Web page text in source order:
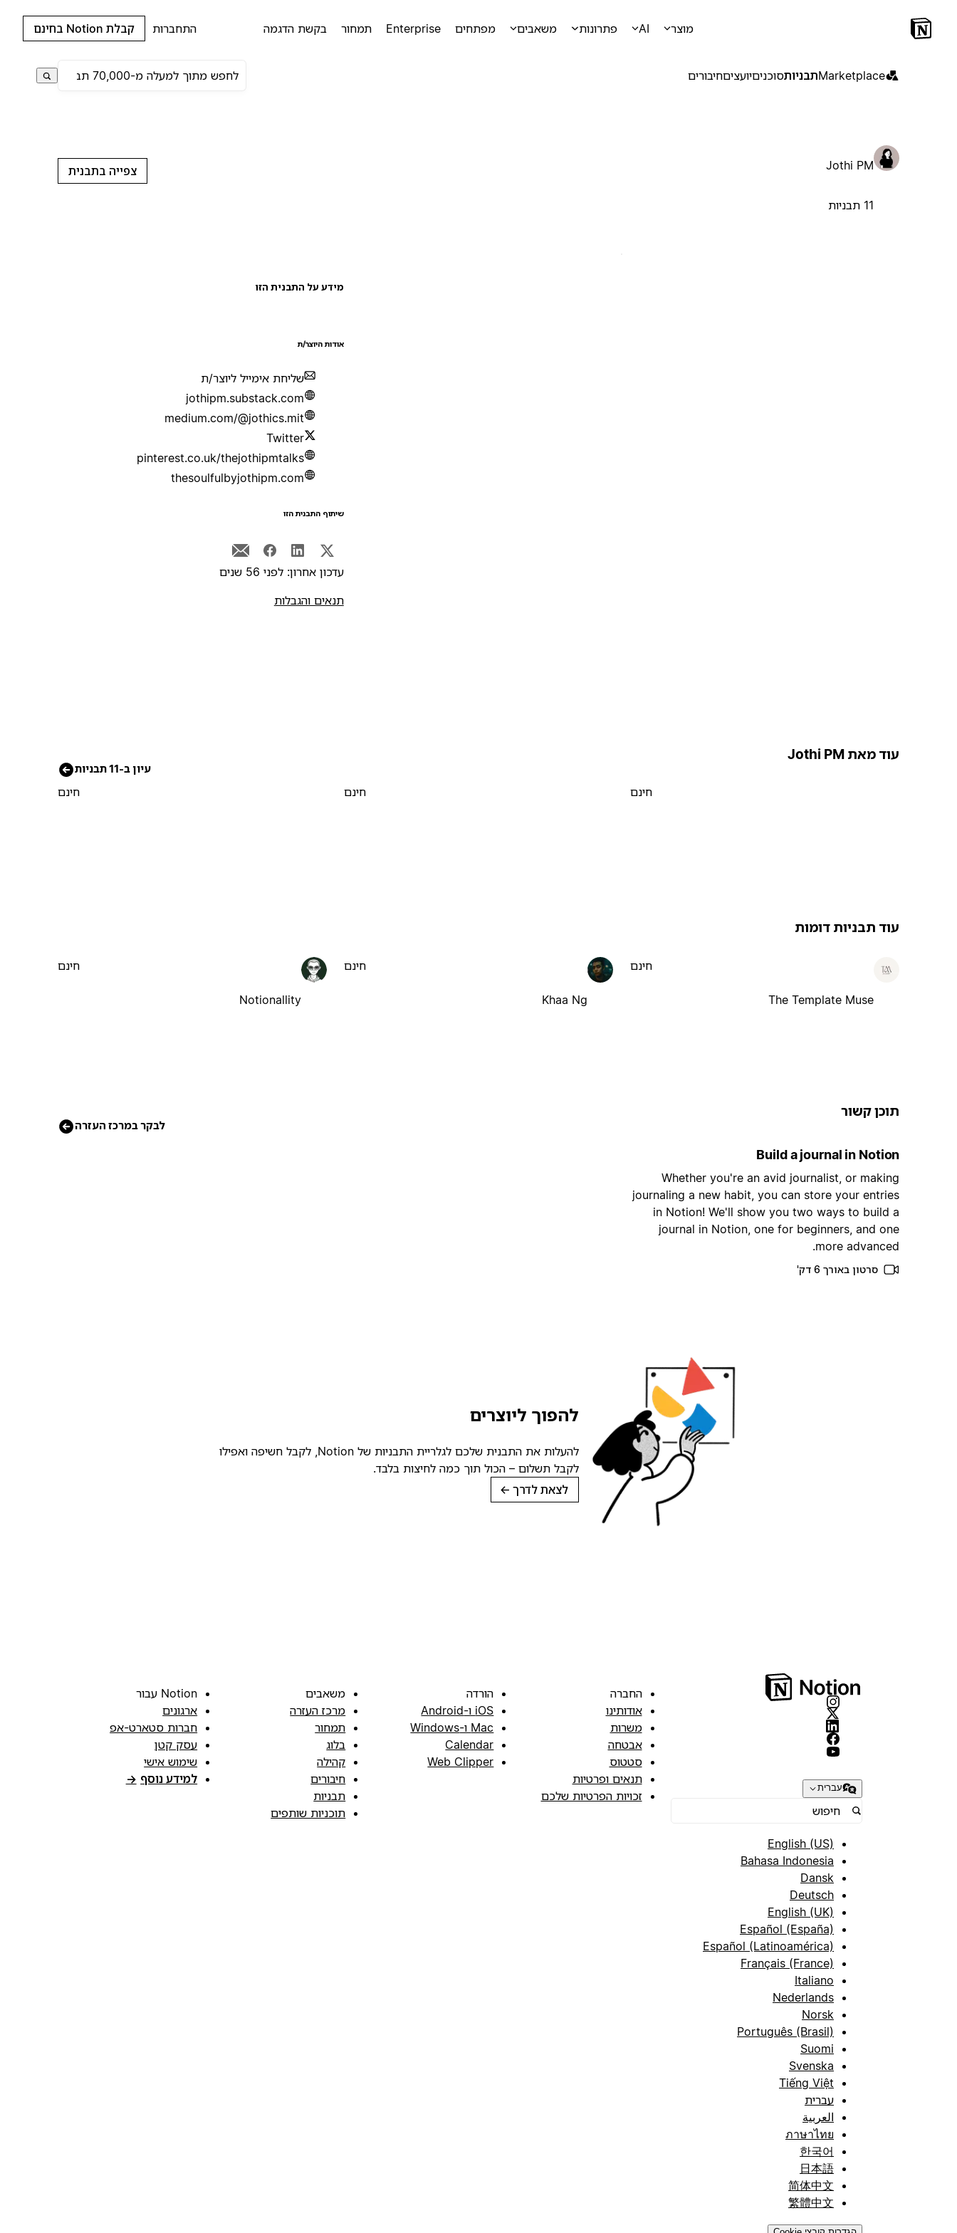
מוצר AI פתרונות משאבים מפתחים Enterprise תמחור בקשת הדגמה התחברות קבלת Notion בחינם
Marketplaceתבניותסוכניםיועציםחיבורים
Jothi PM
11 תבניות
צפייה בתבנית
מידע על התבנית הזו
אודות היוצר/ת
שליחת אימייל ליוצר/ת
jothipm.substack.com
medium.com/@jothics.mit
Twitter
pinterest.co.uk/thejothipmtalks
thesoulfulbyjothipm.com
שיתוף התבנית הזו
עדכון אחרון: לפני 56 שנים
תנאים והגבלות
עוד מאת Jothi PM
עיון ב-11 תבניות
חינם חינם חינם
עוד תבניות דומות
The Template Muse
חינם
Khaa Ng
חינם
Notionallity
חינם
תוכן קשור
לבקר במרכז העזרה
Build a journal in Notion
Whether you're an avid journalist, or making
journaling a new habit, you can store your entries
in Notion! We'll show you two ways to build a
journal in Notion, one for beginners, and one
more advanced.
סרטון באורך 6 דק'
להפוך ליוצרים
להעלות את התבנית שלכם לגלריית התבניות של Notion, לקבל חשיפה ואפילו
לקבל תשלום – הכול תוך כמה לחיצות בלבד.
לצאת לדרך →
עברית
English (US)
Bahasa Indonesia
Dansk
Deutsch
English (UK)
Español (España)
Español (Latinoamérica)
Français (France)
Italiano
Nederlands
Norsk
Português (Brasil)
Suomi
Svenska
Tiếng Việt
עברית
العربية
ภาษาไทย
한국어
日本語
简体中文
繁體中文
החברה
אודותינו
משרות
אבטחה
סטטוס
תנאים ופרטיות
זכויות הפרטיות שלכם
הורדה
iOS ו-Android
Mac ו-Windows
Calendar
Web Clipper
משאבים
מרכז העזרה
תמחור
בלוג
קהילה
חיבורים
תבניות
תוכניות שותפים
Notion עבור
ארגונים
חברות סטארט-אפ
עסק קטן
שימוש אישי
למידע נוסף →